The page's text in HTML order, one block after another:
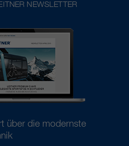
NEWSLETTER
über die modernste